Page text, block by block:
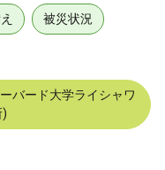
被災状況
バード大学ライシャワ
)